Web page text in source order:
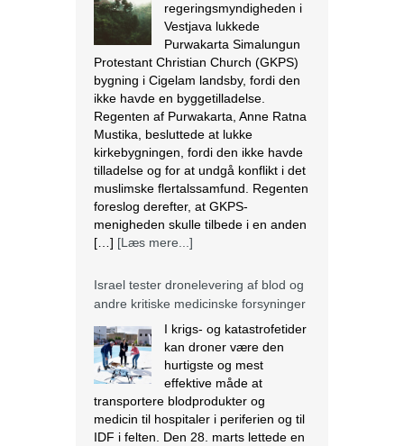
regeringsmyndigheden i
Vestjava lukkede
Purwakarta Simalungun
Protestant Christian Church (GKPS)
bygning i Cigelam landsby, fordi den
ikke havde en byggetilladelse.
Regenten af Purwakarta, Anne Ratna
Mustika, besluttede at lukke
kirkebygningen, fordi den ikke havde
tilladelse og for at undgå konflikt i det
muslimske flertalssamfund. Regenten
foreslog derefter, at GKPS-
menigheden skulle tilbede i en anden
[…] [Læs mere...]
Israel tester dronelevering af blod og
andre kritiske medicinske forsyninger
I krigs- og katastrofetider
kan droner være den
hurtigste og mest
effektive måde at
transportere blodprodukter og
medicin til hospitaler i periferien og til
IDF i felten. Den 28. marts lettede en